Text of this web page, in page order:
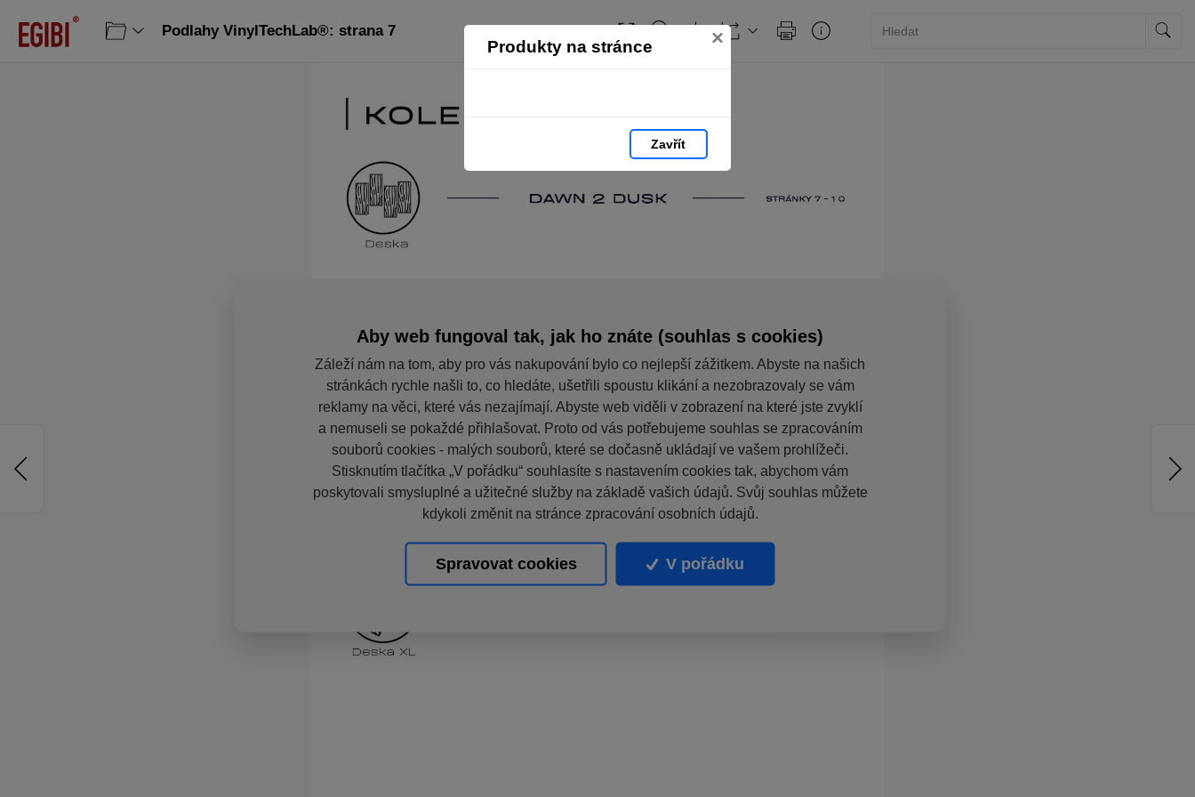
Produkty na stránce ×
Zavřít
Podlahy VinylTechLab®: strana 7
Aby web fungoval tak, jak ho znáte (souhlas s cookies)
Záleží nám na tom, aby pro vás nakupování bylo co nejlepší zážitkem. Abyste na našich
stránkách rychle našli to, co hledáte, ušetřili spoustu klikání a nezobrazovaly se vám
reklamy na věci, které vás nezajímají. Abyste web viděli v zobrazení na které jste zvyklí
a nemuseli se pokaždé přihlašovat. Proto od vás potřebujeme souhlas se zpracováním
souborů cookies - malých souborů, které se dočasně ukládají ve vašem prohlížeči.
Stisknutím tlačítka „V pořádku“ souhlasíte s nastavením cookies tak, abychom vám
poskytovali smysluplné a užitečné služby na základě vašich údajů. Svůj souhlas můžete
kdykoli změnit na stránce zpracování osobních údajů.
Spravovat cookies V pořádku